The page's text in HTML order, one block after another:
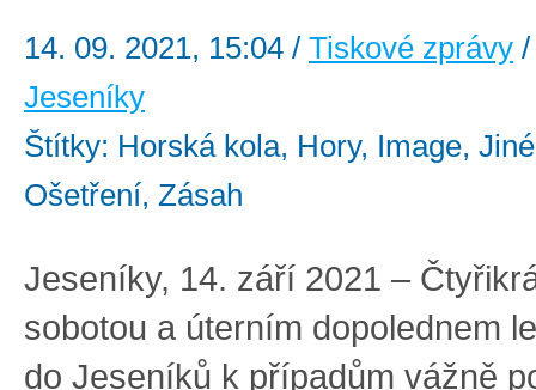
14. 09. 2021, 15:04 / Tiskové zprávy
Jeseníky
Štítky: Horská kola, Hory, Image,
Ošetření, Zásah
Jeseníky, 14. září 2021 –
sobotou a úterním dopolednem
do Jeseníků k případům vážně